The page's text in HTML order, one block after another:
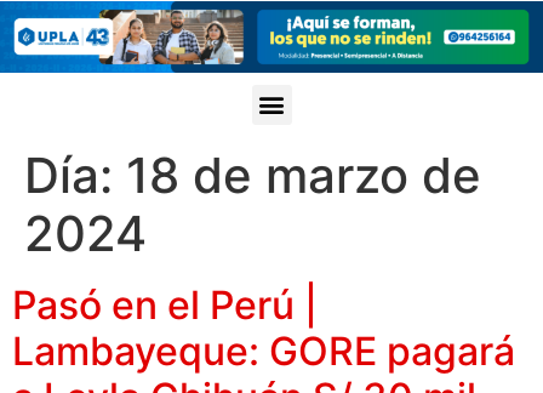
Día: 18 de marzo de
2024
Pasó en el Perú |
Lambayeque: GORE pagará